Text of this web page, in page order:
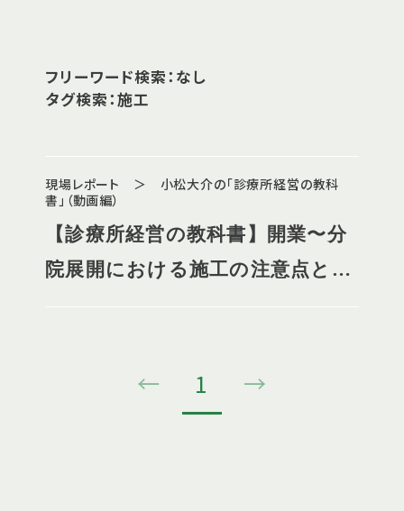
フリーワード検索：なし
タグ検索：施工
現場レポート ＞ 小松大介の「診療所経営の教科
書」（動画編）
【診療所経営の教科書】開業〜分
院展開における施工の注意点と
← 1 →